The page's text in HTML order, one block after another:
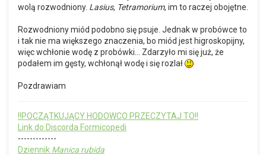
wolą rozwodniony. Lasius, Tetramorium, im to raczej obojętne.
Rozwodniony miód podobno się psuje. Jednak w probówce to
i tak nie ma większego znaczenia, bo miód jest higroskopijny,
więc wchłonie wodę z probówki... Zdarzyło mi się już, że
podałem im gęsty, wchłonął wodę i się rozlał
Pozdrawiam
!!POCZĄTKUJĄCY HODOWCO PRZECZYTAJ TO!!
Link do Discorda Formicopedi
-------------
Dziennik Manica rubida